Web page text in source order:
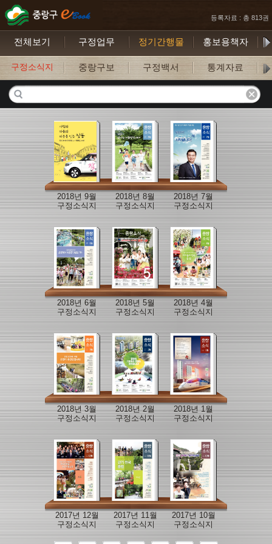
등록자료 : 총 813권
전체보기 구정업무 정기간행물 홍보용책자
구정소식지 중랑구보 구정백서 통계자료
2018년 9월
구정소식지
2018년 8월
구정소식지
2018년 7월
구정소식지
2018년 6월
구정소식지
2018년 5월
구정소식지
2018년 4월
구정소식지
2018년 3월
구정소식지
2018년 2월
구정소식지
2018년 1월
구정소식지
2017년 12월
구정소식지
2017년 11월
구정소식지
2017년 10월
구정소식지